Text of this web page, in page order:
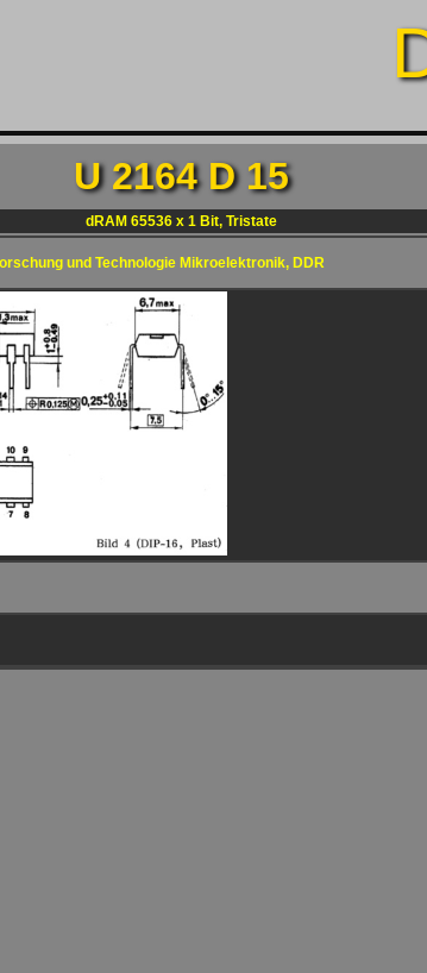
U 2164 D 15
dRAM 65536 x 1 Bit, Tristate
und Technologie Mikroelektronik, DDR